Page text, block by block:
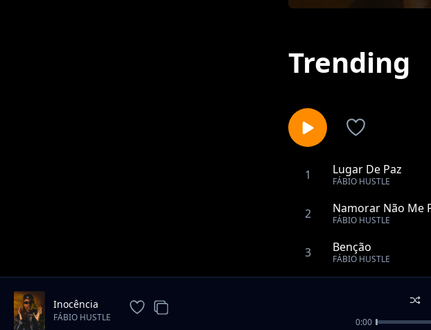
Trending
1 Lugar De Paz
FÁBIO HUSTLE
2 Namorar Não Me
FÁBIO HUSTLE
3 Benção
FÁBIO HUSTLE
Bandula
Inocência
FÁBIO HUSTLE 0:00